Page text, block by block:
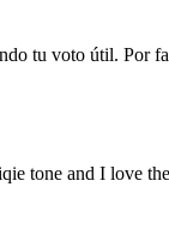
tu voto útil. Por
tone and I love